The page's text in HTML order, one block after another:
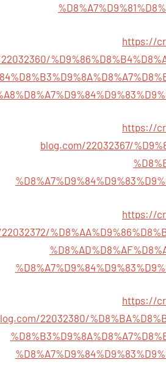
https://
https://
blog.com/22032367/
https://
https://
22032380/